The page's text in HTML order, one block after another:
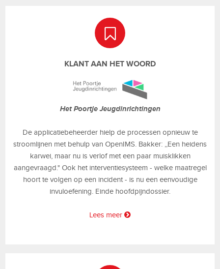
KLANT AAN HET WOORD
Het Poortje Jeugdinrichtingen
De applicatiebeheerder hielp de processen opnieuw te
stroomlijnen met behulp van OpenIMS. Bakker: ,,Een heidens
karwei, maar nu is verlof met een paar muisklikken
aangevraagd." Ook het interventiesysteem - welke maatregel
hoort te volgen op een incident - is nu een eenvoudige
invuloefening. Einde hoofdpijndossier.
Lees meer